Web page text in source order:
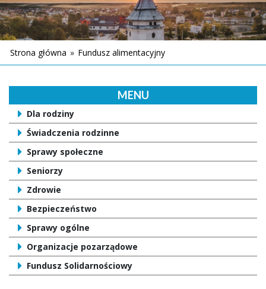
Strona główna » Fundusz alimentacyjny
MENU
Dla rodziny
Świadczenia rodzinne
Sprawy społeczne
Seniorzy
Zdrowie
Bezpieczeństwo
Sprawy ogólne
Organizacje pozarządowe
Fundusz Solidarnościowy